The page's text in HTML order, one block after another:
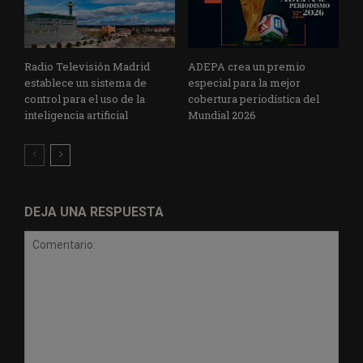
Radio Televisión Madrid
establece un sistema de
control para el uso de la
inteligencia artificial
ADEPA crea un premio
especial para la mejor
cobertura periodística del
Mundial 2026
DEJA UNA RESPUESTA